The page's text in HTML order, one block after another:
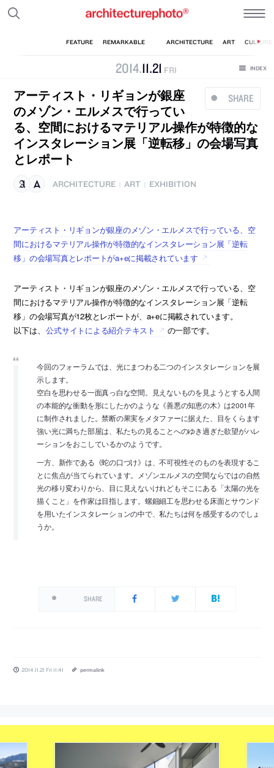
2014.11.21 FRI
SHARE
アーティスト・リギョンが銀座
のメゾン・エルメスで行ってい
る、空間におけるマテリアル操作が特徴的な
インスタレーション展「逆転移」の会場写真
とレポート
ARCHITECTURE ART EXHIBITION
アーティスト・リギョンが銀座のメゾン・エルメスで行っている、空
間におけるマテリアル操作が特徴的なインスタレーション展「逆転
移」の会場写真とレポートがa+eに掲載されています
アーティスト・リギョンが銀座のメゾン・エルメスで行っている、空
間におけるマテリアル操作が特徴的なインスタレーション展「逆転
移」の会場写真が12枚とレポートが、a+eに掲載されています。
以下は、 公式サイトによる紹介テキスト の一部です。
今回のフォーラムでは、光にまつわる二つのインスタレーションを展
示します。
空白を思わせる一面真っ白な空間。見えないものを見ようとする人間
の本能的な衝動を形にしたかのような《善悪の知恵の木》は2001年
に制作されました。禁断の果実をメタファーに据えた、目をくらます
強い光に満ちた部屋は、私たちの見ることへのゆき過ぎた欲望がハレ
ーションをおこしているかのようです。
一方、新作である《蛇の口づけ》は、不可視性そのものを表現するこ
とに焦点が当てられています。メゾンエルメスの空間ならではの自然
光の移り変わりから、目に見えないけれどもそこにある「太陽の光を
描くこと」を作家は目指します。螺鈿細工を思わせる床面とサウンド
を用いたインスタレーションの中で、私たちは何を感受するのでしょ
うか。
SHARE
2014.11.21 Fri 11:41 permalink